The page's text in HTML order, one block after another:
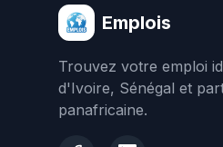
Emplois
Trouvez votre emploi
d'Ivoire, Sénégal et
panafricaine.